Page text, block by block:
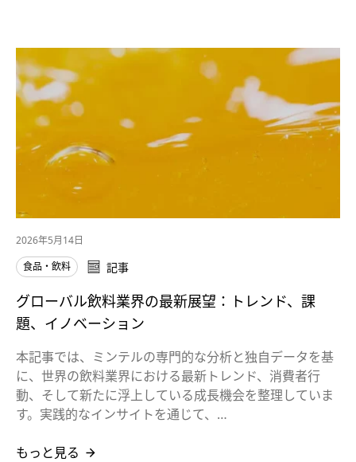
2026年5月14日
食品・飲料
記事
グローバル飲料業界の最新展望：トレンド、課
題、イノベーション
本記事では、ミンテルの専門的な分析と独自データを基
に、世界の飲料業界における最新トレンド、消費者行
動、そして新たに浮上している成長機会を整理していま
す。実践的なインサイトを通じて、…
もっと見る